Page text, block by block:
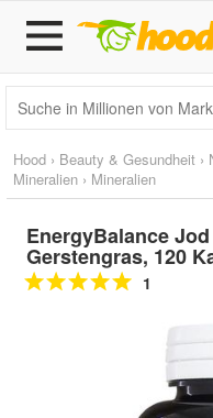
Hood › Beauty & Gesundheit ›
Mineralien › Mineralien
EnergyBalance
Gerstengras, 120
1